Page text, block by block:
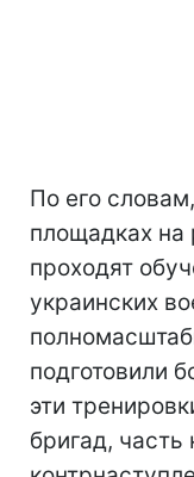
По его
площадках на
проходят
украинских
подготовили
эти
бригад, часть